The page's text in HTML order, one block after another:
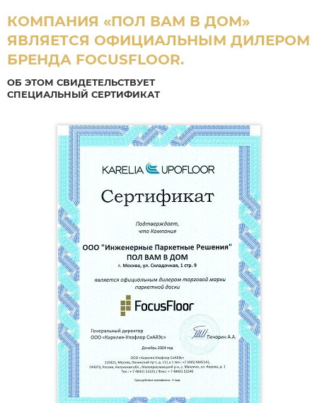
КОМПАНИЯ «ПОЛ ВАМ В ДОМ»
ЯВЛЯЕТСЯ ОФИЦИАЛЬНЫМ ДИЛЕРОМ
БРЕНДА FOCUSFLOOR.
ОБ ЭТОМ СВИДЕТЕЛЬСТВУЕТ
СПЕЦИАЛЬНЫЙ СЕРТИФИКАТ